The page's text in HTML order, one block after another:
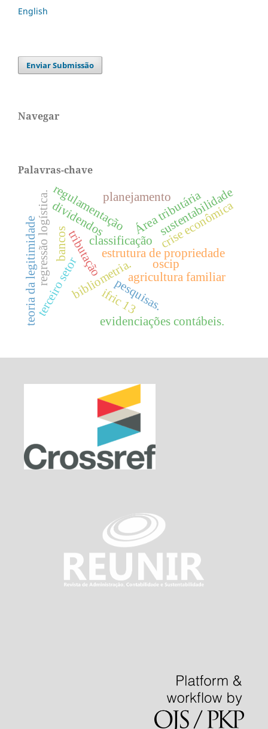
English
Enviar Submissão
Navegar
Palavras-chave
classificação
Área tributária
tributaçãoestrutura de propriedade
agricultura familiar
bibliometria.
bancos crise econômica
regulamentação
pesquisas.
terceiro setor oscip
sustentabilidade
teoria da legitimidade evidenciações contábeis.
ifric 13
planejamento
dividendos
regressão logística.